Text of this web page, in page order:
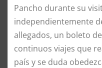
Pancho durante su
independientemente
allegados, un boleto
continuos viajes que
país y se duda